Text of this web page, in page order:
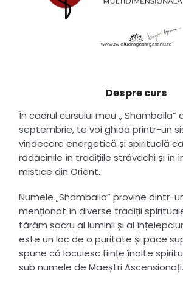
Despre curs
În cadrul cursului meu ,, Shamballa”
septembrie, te voi ghida printr-un
vindecare energetică și spirituală
rădăcinile în tradițiile străvechi și în
mistice din Orient.
Numele „Shamballa” provine dintr-
menționat în diverse tradiții
tărâm sacru al luminii și al
este un loc de o puritate și pace
spune că locuiesc ființe înalte
sub numele de Maeștri Ascensionați.